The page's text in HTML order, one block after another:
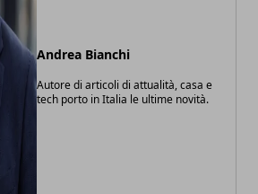
Andrea Bianchi
Autore di articoli di attualità, casa e
tech porto in Italia le ultime novità.